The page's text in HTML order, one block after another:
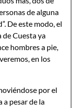
de alguna
De este modo, el
Cuesta ya
hombres a pie,
en los
por el
a pesar de la